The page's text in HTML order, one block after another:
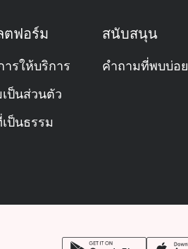
ตฟอร์ม
รให้บริการ
ป็นส่วนตัว
ป็นธรรม
สนับสนุน
คำถามที่พบบ่อย